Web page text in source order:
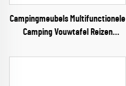
Campingmeubels Multifunctionele
Camping Vouwtafel Reizen
Opbergtafel